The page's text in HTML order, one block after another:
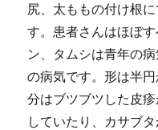
尻、太ももの付け根
す。患者さんはほぼ
ン、タムシは青年の
の病気です。形は半
分はブツブツした皮
していたり、カサブ